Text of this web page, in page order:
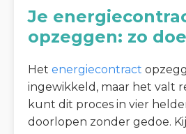
Je
opzeggen: zo
Het energiecontract
ingewikkeld, maar het valt
kunt dit proces in vier
doorlopen zonder gedoe.